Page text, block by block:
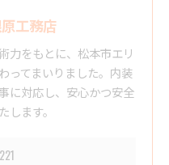
工務店
力をもとに、松本市エリ
ってまいりました。内装
に対応し、安心かつ安全
ます。